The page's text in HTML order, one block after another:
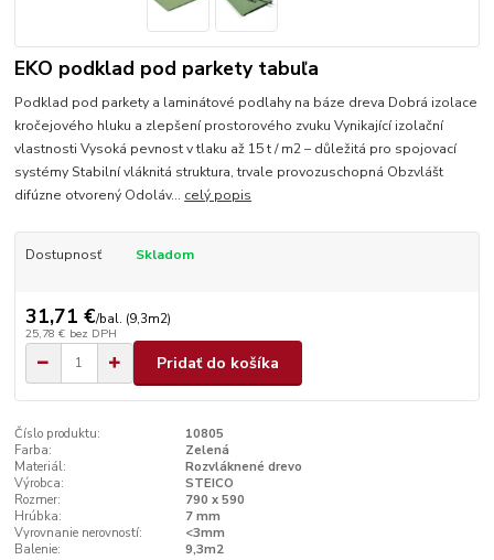
EKO podklad pod parkety tabuľa
Podklad pod parkety a laminátové podlahy na báze dreva Dobrá izolace
kročejového hluku a zlepšení prostorového zvuku Vynikající izolační
vlastnosti Vysoká pevnost v tlaku až 15 t / m2 – důležitá pro spojovací
systémy Stabilní vláknitá struktura, trvale provozuschopná Obzvlášt
difúzne otvorený Odoláv... celý popis
Dostupnosť Skladom
31,71 €/bal. (9,3m2)
25,78 € bez DPH
Pridať do košíka
Číslo produktu:
10805
Farba:
Zelená
Materiál:
Rozvláknené drevo
Výrobca:
STEICO
Rozmer:
790 x 590
Hrúbka:
7 mm
Vyrovnanie nerovností:
<3mm
Balenie:
9,3m2